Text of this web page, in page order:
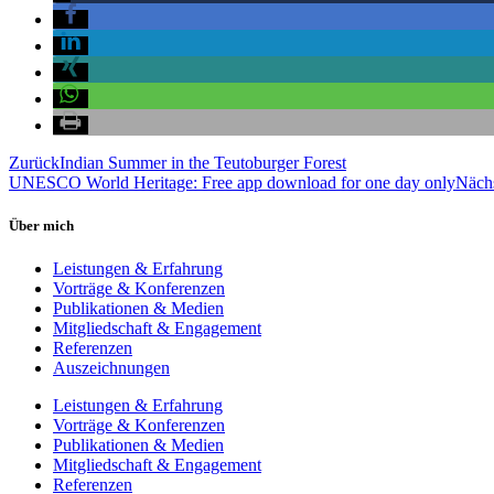
ZurückIndian Summer in the Teutoburger Forest
UNESCO World Heritage: Free app download for one day only
Über mich
Leistungen & Erfahrung
Vorträge & Konferenzen
Publikationen & Medien
Mitgliedschaft & Engagement
Referenzen
Auszeichnungen
Leistungen & Erfahrung
Vorträge & Konferenzen
Publikationen & Medien
Mitgliedschaft & Engagement
Referenzen